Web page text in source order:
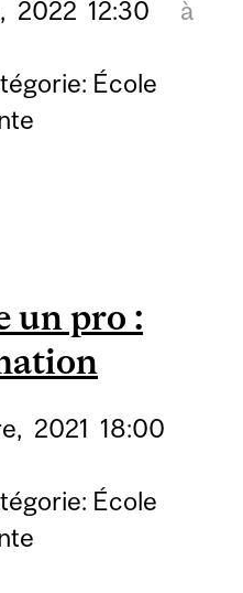
2022 12:30
à
École
un pro :
2021 18:00
École